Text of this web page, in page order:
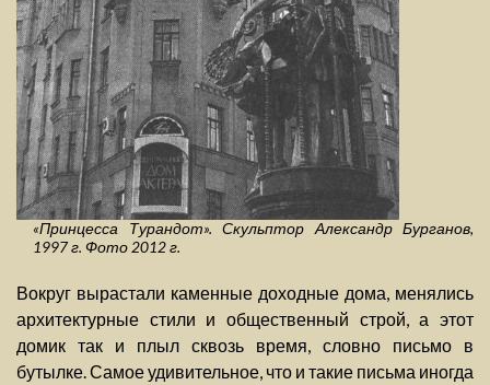
«Принцесса Турандот». Скульптор Александр Бурганов,
1997 г. Фото 2012 г.
Вокруг вырастали каменные доходные дома, менялись
архитектурные стили и общественный строй, а этот
домик так и плыл сквозь время, словно письмо в
бутылке. Самое удивительное, что и такие письма иногда